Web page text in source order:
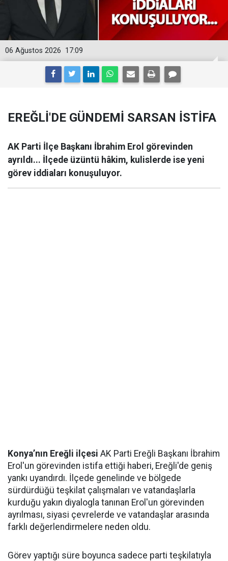
17:09
06 Ağustos 2026
EREĞLİ'DE GÜNDEMİ SARSAN İSTİFA
AK Parti İlçe Başkanı İbrahim Erol görevinden
ayrıldı... İlçede üzüntü hâkim, kulislerde ise yeni
görev iddiaları konuşuluyor.
Konya’nın Ereğli ilçesi AK Parti Ereğli Başkanı İbrahim
Erol'un görevinden istifa ettiği haberi, Ereğli'de geniş
yankı uyandırdı. İlçede genelinde ve bölgede
sürdürdüğü teşkilat çalışmaları ve vatandaşlarla
kurduğu yakın diyalogla tanınan Erol'un görevinden
ayrılması, siyasi çevrelerde ve vatandaşlar arasında
farklı değerlendirmelere neden oldu.
Görev yaptığı süre boyunca sadece parti teşkilatıyla